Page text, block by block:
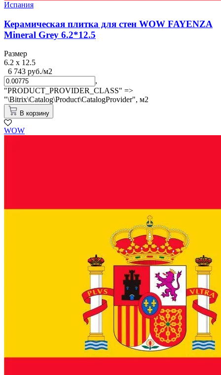
Испания
Керамическая плитка для стен WOW FAYENZA
Mineral Grey 6.2*12.5
Размер
6.2 x 12.5
6 743 руб./м2
,
"PRODUCT_PROVIDER_CLASS" =>
"\Bitrix\Catalog\Product\CatalogProvider", м2
В корзину
WOW